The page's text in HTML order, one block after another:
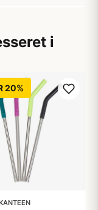
i
20%